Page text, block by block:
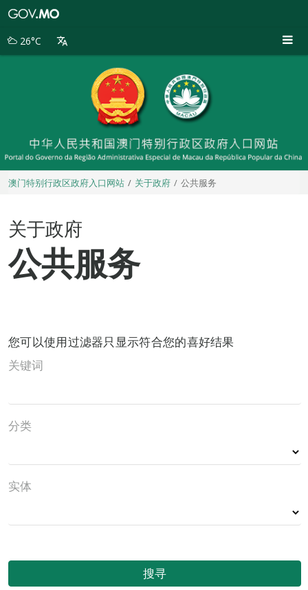
别
26°C
澳门特别行政区政府入口网站 关于政府 公共服务
关于政府
公共服务
您可以使用过滤器只显示符合您的喜好结果
关键词
分类
实体
搜寻